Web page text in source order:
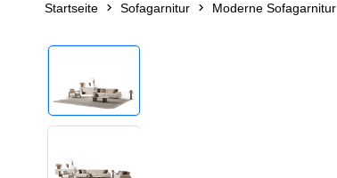
Startseite Sofagarnitur Moderne Sofagarnitur